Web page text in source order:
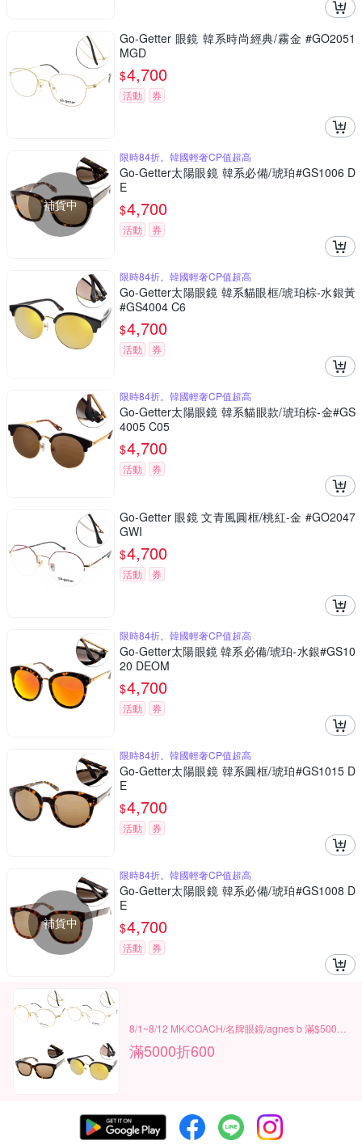
Go-Getter 眼鏡 韓系時尚經典/霧金 #GO2051
MGD
$4,700
活動 券
補貨中
限時84折。韓國輕奢CP值超高
Go-Getter太陽眼鏡 韓系必備/琥珀#GS1006 D
E
$4,700
活動 券
限時84折。韓國輕奢CP值超高
Go-Getter太陽眼鏡 韓系貓眼框/琥珀棕-水銀黃
#GS4004 C6
$4,700
活動 券
限時84折。韓國輕奢CP值超高
Go-Getter太陽眼鏡 韓系貓眼款/琥珀棕-金#GS
4005 C05
$4,700
活動 券
Go-Getter 眼鏡 文青風圓框/桃紅-金 #GO2047
GWI
$4,700
活動 券
限時84折。韓國輕奢CP值超高
Go-Getter太陽眼鏡 韓系必備/琥珀-水銀#GS10
20 DEOM
$4,700
活動 券
限時84折。韓國輕奢CP值超高
Go-Getter太陽眼鏡 韓系圓框/琥珀#GS1015 D
E
$4,700
活動 券
補貨中
限時84折。韓國輕奢CP值超高
Go-Getter太陽眼鏡 韓系必備/琥珀#GS1008 D
E
$4,700
活動 券
滿5000折600